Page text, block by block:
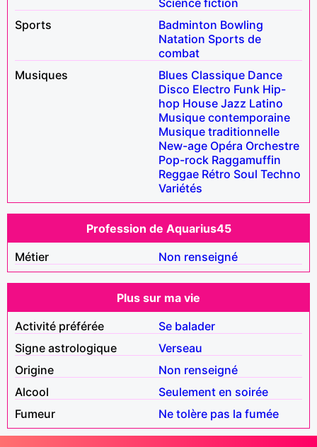
Sports
Badminton Bowling
Natation Sports de
combat
Musiques
Blues Classique Dance
Disco Electro Funk Hip-
hop House Jazz Latino
Musique contemporaine
Musique traditionnelle
New-age Opéra Orchestre
Pop-rock Raggamuffin
Reggae Rétro Soul Techno
Variétés
Profession de Aquarius45
Métier
Non renseigné
Plus sur ma vie
Activité préférée
Se balader
Signe astrologique
Verseau
Origine
Non renseigné
Alcool
Seulement en soirée
Fumeur
Ne tolère pas la fumée